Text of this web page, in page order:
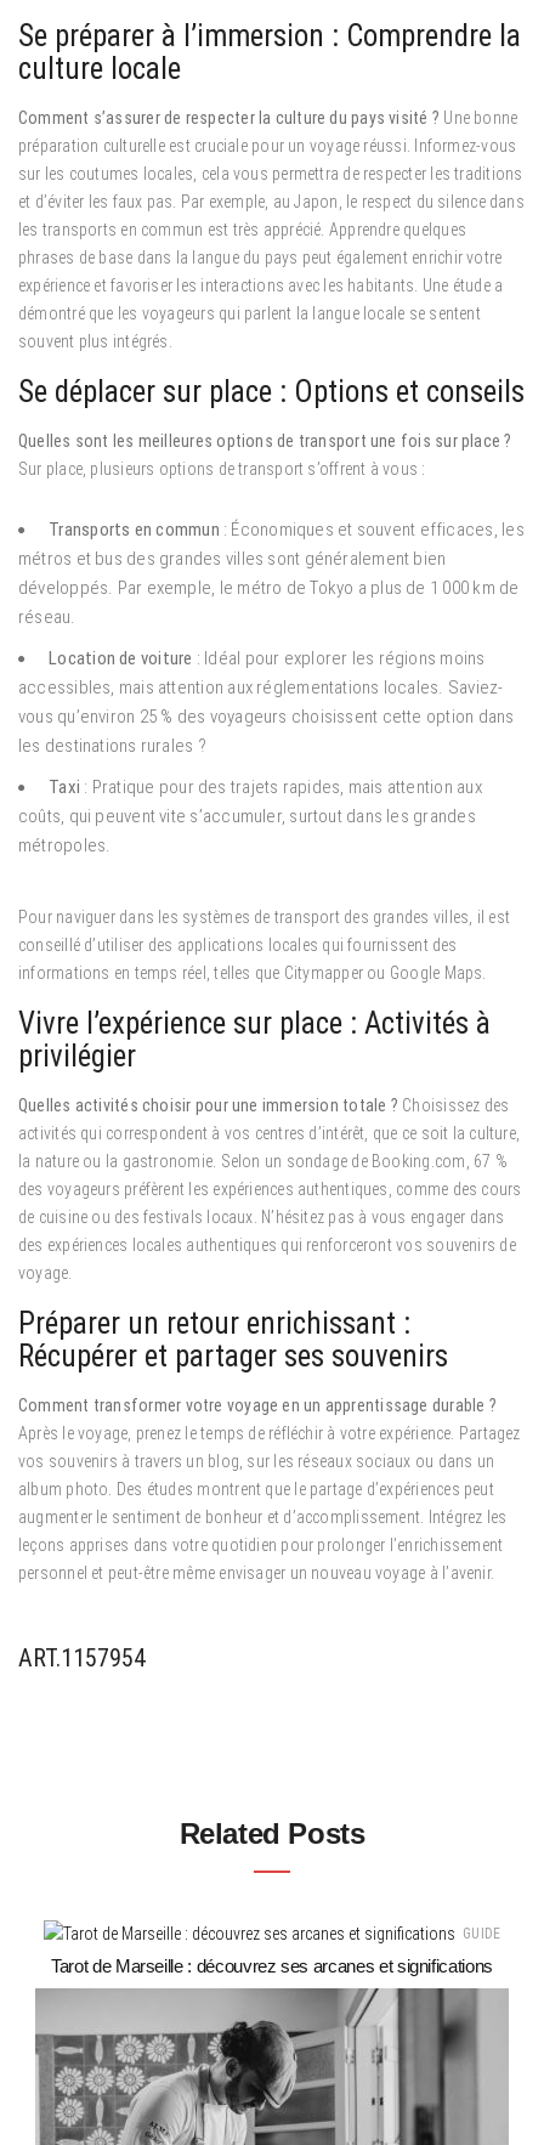
Se préparer à l’immersion : Comprendre la
culture locale
Comment s’assurer de respecter la culture du pays visité ? Une bonne
préparation culturelle est cruciale pour un voyage réussi. Informez-vous
sur les coutumes locales, cela vous permettra de respecter les traditions
et d’éviter les faux pas. Par exemple, au Japon, le respect du silence dans
les transports en commun est très apprécié. Apprendre quelques
phrases de base dans la langue du pays peut également enrichir votre
expérience et favoriser les interactions avec les habitants. Une étude a
démontré que les voyageurs qui parlent la langue locale se sentent
souvent plus intégrés.
Se déplacer sur place : Options et conseils
Quelles sont les meilleures options de transport une fois sur place ?
Sur place, plusieurs options de transport s’offrent à vous :
Transports en commun : Économiques et souvent efficaces, les
métros et bus des grandes villes sont généralement bien
développés. Par exemple, le métro de Tokyo a plus de 1 000 km de
réseau.
Location de voiture : Idéal pour explorer les régions moins
accessibles, mais attention aux réglementations locales. Saviez-
vous qu’environ 25 % des voyageurs choisissent cette option dans
les destinations rurales ?
Taxi : Pratique pour des trajets rapides, mais attention aux
coûts, qui peuvent vite s’accumuler, surtout dans les grandes
métropoles.
Pour naviguer dans les systèmes de transport des grandes villes, il est
conseillé d’utiliser des applications locales qui fournissent des
informations en temps réel, telles que Citymapper ou Google Maps.
Vivre l’expérience sur place : Activités à
privilégier
Quelles activités choisir pour une immersion totale ? Choisissez des
activités qui correspondent à vos centres d’intérêt, que ce soit la culture,
la nature ou la gastronomie. Selon un sondage de Booking.com, 67 %
des voyageurs préfèrent les expériences authentiques, comme des cours
de cuisine ou des festivals locaux. N’hésitez pas à vous engager dans
des expériences locales authentiques qui renforceront vos souvenirs de
voyage.
Préparer un retour enrichissant :
Récupérer et partager ses souvenirs
Comment transformer votre voyage en un apprentissage durable ?
Après le voyage, prenez le temps de réfléchir à votre expérience. Partagez
vos souvenirs à travers un blog, sur les réseaux sociaux ou dans un
album photo. Des études montrent que le partage d’expériences peut
augmenter le sentiment de bonheur et d’accomplissement. Intégrez les
leçons apprises dans votre quotidien pour prolonger l’enrichissement
personnel et peut-être même envisager un nouveau voyage à l’avenir.
ART.1157954
Related Posts
GUIDE
Tarot de Marseille : découvrez ses arcanes et significations